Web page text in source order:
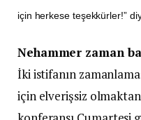
için herkese teşekkürler!”
Nehammer zaman
İki istifanın
için elverişsiz